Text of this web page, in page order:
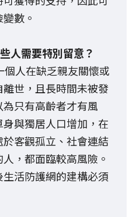
數。
人需要特別留意？
人在缺乏親友關懷或
世，且長時間未被發
只有高齡者才有風
與獨居人口增加，在
客觀孤立、社會連結
，都面臨較高風險。
活防護網的建構必須